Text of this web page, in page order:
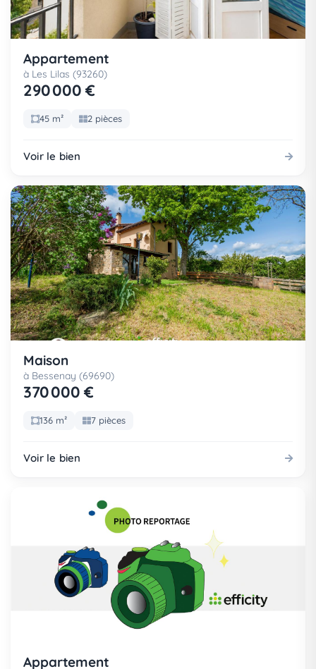
Appartement
à Les Lilas (93260)
290 000 €
45 m² 2 pièces
Voir le bien
Maison
à Bessenay (69690)
370 000 €
136 m² 7 pièces
Voir le bien
Appartement